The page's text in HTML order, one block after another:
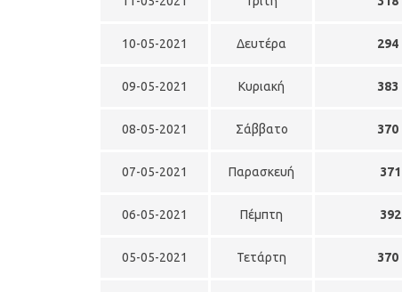
10-05-2021 Δευτέρα 294
09-05-2021 Κυριακή 383
08-05-2021 Σάββατο 370
07-05-2021 Παρασκευή 371
06-05-2021 Πέμπτη 392
05-05-2021 Τετάρτη 370